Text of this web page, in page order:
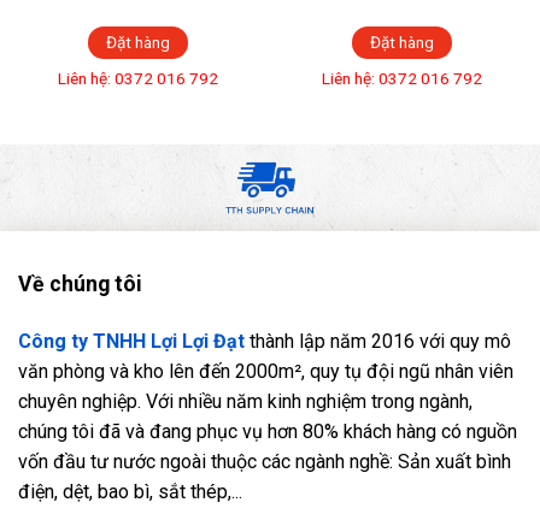
Đặt hàng
Liên hệ: 0372 016 792
Đặt hàng
Liên hệ: 0372 016 792
Về chúng tôi
Công ty TNHH Lợi Lợi Đạt thành lập năm 2016 với quy mô
văn phòng và kho lên đến 2000m², quy tụ đội ngũ nhân viên
chuyên nghiệp. Với nhiều năm kinh nghiệm trong ngành,
chúng tôi đã và đang phục vụ hơn 80% khách hàng có nguồn
vốn đầu tư nước ngoài thuộc các ngành nghề: Sản xuất bình
điện, dệt, bao bì, sắt thép,...